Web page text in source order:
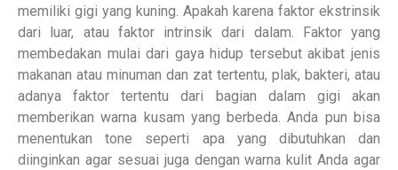
memiliki gigi yang kuning. Apakah karena faktor ekstrinsik
dari luar, atau faktor intrinsik dari dalam. Faktor yang
membedakan mulai dari gaya hidup tersebut akibat jenis
makanan atau minuman dan zat tertentu, plak, bakteri, atau
adanya faktor tertentu dari bagian dalam gigi akan
memberikan warna kusam yang berbeda. Anda pun bisa
menentukan tone seperti apa yang dibutuhkan dan
diinginkan agar sesuai juga dengan warna kulit Anda agar